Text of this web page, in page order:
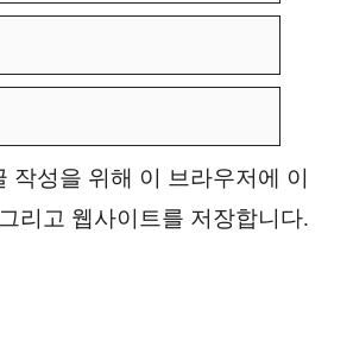
작성을 위해 이 브라우저에 이
리고 웹사이트를 저장합니다.